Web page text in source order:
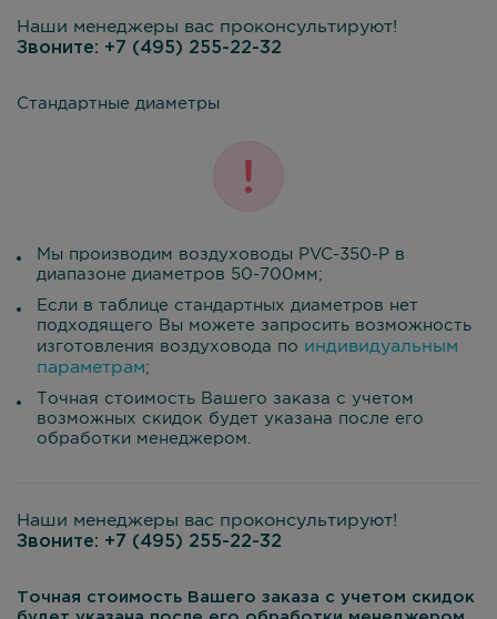
Наши менеджеры вас проконсультируют!
Звоните: +7 (495) 255-22-32
Стандартные диаметры
Мы производим воздуховоды PVC-350-P в
диапазоне диаметров 50-700мм;
Если в таблице стандартных диаметров нет
подходящего Вы можете запросить возможность
изготовления воздуховода по индивидуальным
параметрам;
Точная стоимость Вашего заказа с учетом
возможных скидок будет указана после его
обработки менеджером.
Наши менеджеры вас проконсультируют!
Звоните: +7 (495) 255-22-32
Точная стоимость Вашего заказа с учетом скидок